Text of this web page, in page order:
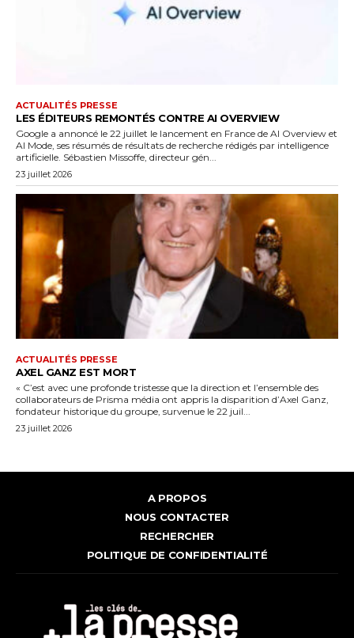
ACTUALITÉS PRESSE
LES ÉDITEURS REMONTÉS CONTRE AI OVERVIEW
Google a annoncé le 22 juillet le lancement en France de AI Overview et
AI Mode, ses résumés de résultats de recherche rédigés par intelligence
artificielle. Sébastien Missoffe, directeur gén...
23 juillet 2026
ACTUALITÉS PRESSE
AXEL GANZ EST MORT
« C’est avec une profonde tristesse que la direction et l’ensemble des
collaborateurs de Prisma média ont appris la disparition d’Axel Ganz,
fondateur historique du groupe, survenue le 22 juil...
23 juillet 2026
A PROPOS
NOUS CONTACTER
RECHERCHER
POLITIQUE DE CONFIDENTIALITÉ